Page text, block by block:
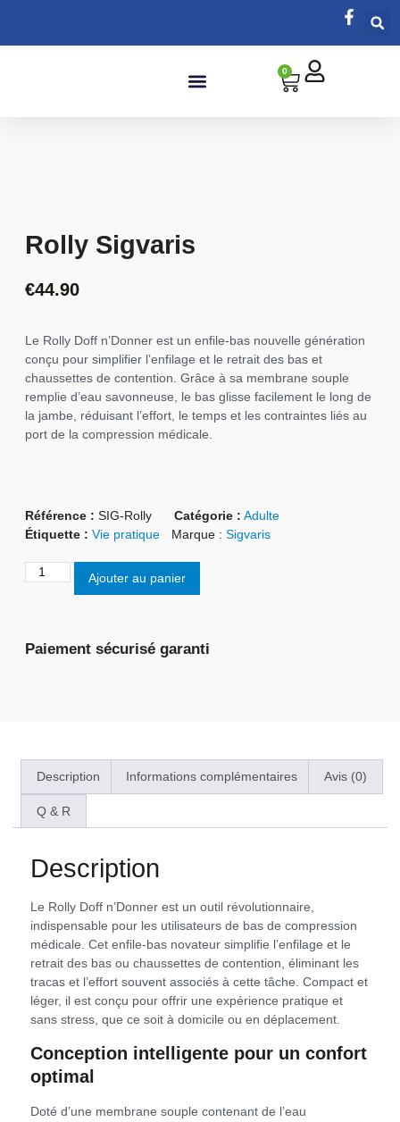
0
Rolly Sigvaris
€44.90
Le Rolly Doff n’Donner est un enfile-bas nouvelle génération
conçu pour simplifier l’enfilage et le retrait des bas et
chaussettes de contention. Grâce à sa membrane souple
remplie d’eau savonneuse, le bas glisse facilement le long de
la jambe, réduisant l’effort, le temps et les contraintes liés au
port de la compression médicale.
Référence : SIG-Rolly Catégorie : Adulte
Étiquette : Vie pratique Marque : Sigvaris
Ajouter au panier
Paiement sécurisé garanti
Description Informations complémentaires Avis (0)
Q & R
Description
Le Rolly Doff n’Donner est un outil révolutionnaire,
indispensable pour les utilisateurs de bas de compression
médicale. Cet enfile-bas novateur simplifie l’enfilage et le
retrait des bas ou chaussettes de contention, éliminant les
tracas et l’effort souvent associés à cette tâche. Compact et
léger, il est conçu pour offrir une expérience pratique et
sans stress, que ce soit à domicile ou en déplacement.
Conception intelligente pour un confort
optimal
Doté d’une membrane souple contenant de l’eau